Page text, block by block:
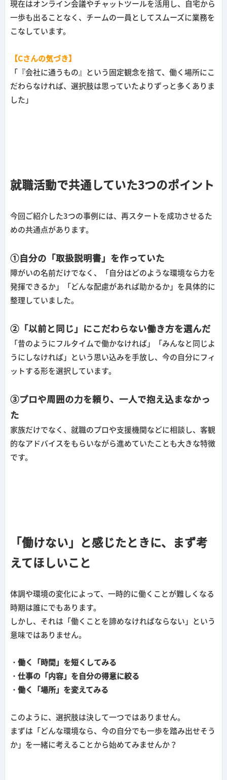
現在はオンライン会議やチャットツールを活用し、自宅から
一歩も出ることなく、チームの一員としてスムーズに業務を
こなしています。
【Cさんの気づき】
「『会社に通うもの』という固定観念を捨て、働く場所にこ
だわらなければ、選択肢は思っていたよりずっと多くありま
した」
就職活動で共通していた3つのポイント
今回ご紹介した3つの事例には、再スタートを成功させるた
めの共通点があります。
①自分の「取扱説明書」を作っていた
障がいの名前だけでなく、「自分はどのような環境なら力を
発揮できるか」「どんな配慮があれば助かるか」を具体的に
整理していました。
②「以前と同じ」にこだわらない働き方を選んだ
「昔のようにフルタイムで働かなければ」「みんなと同じよ
うにしなければ」という思い込みを手放し、今の自分にフィ
ットする形を選択しています。
③プロや周囲の力を頼り、一人で抱え込まなかっ
た
家族だけでなく、就職のプロや支援機関などに相談し、客観
的なアドバイスをもらいながら進めていたことも大きな特徴
です。
「働けない」と感じたときに、まず考
えてほしいこと
体調や環境の変化によって、一時的に働くことが難しくなる
時期は誰にでもあります。
しかし、それは「働くことを諦めなければならない」という
意味ではありません。
・働く「時間」を短くしてみる
・仕事の「内容」を自分の得意に絞る
・働く「場所」を変えてみる
このように、選択肢は決して一つではありません。
まずは「どんな環境なら、今の自分でも一歩を踏み出せそう
か」を一緒に考えることから始めてみませんか？